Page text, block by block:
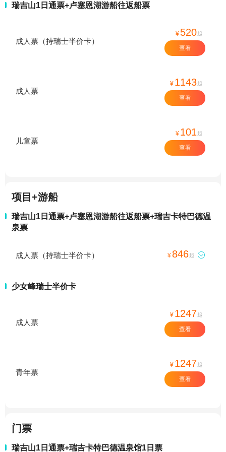
瑞吉山1日通票+卢塞恩湖游船往返船票
成人票（持瑞士半价卡）
¥ 520起
查看
成人票
¥ 1143起
查看
儿童票
¥ 101 起
查看
项目+游船
瑞吉山1日通票+卢塞恩湖游船往返船票+瑞吉卡特巴德温
泉票
成人票（持瑞士半价卡） ¥ 846起 
少女峰瑞士半价卡
成人票
¥ 1247起
查看
青年票
¥ 1247起
查看
门票
瑞吉山1日通票+瑞吉卡特巴德温泉馆1日票